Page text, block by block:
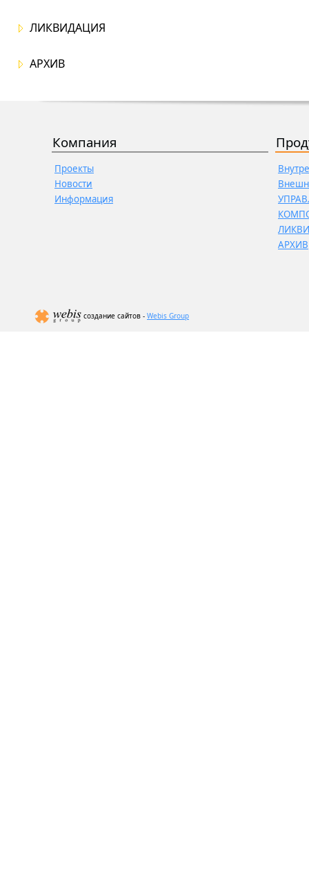
ЛИКВИДАЦИЯ
АРХИВ
Компания
Проекты
Новости
Информация
АРХИВ
создание сайтов - Webis Group